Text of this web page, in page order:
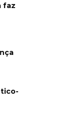
faz